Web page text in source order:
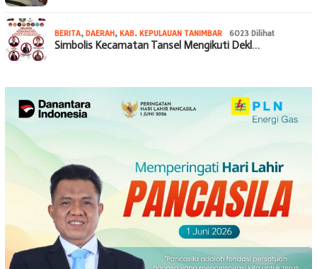
BERITA, DAERAH, KAB. KEPULAUAN TANIMBAR 6023 Dilihat
Simbolis Kecamatan Tansel Mengikuti Dekl…